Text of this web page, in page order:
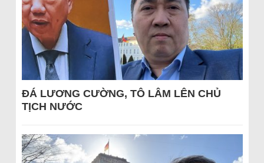
ĐÁ LƯƠNG CƯỜNG, TÔ LÂM LÊN CHỦ
TỊCH NƯỚC